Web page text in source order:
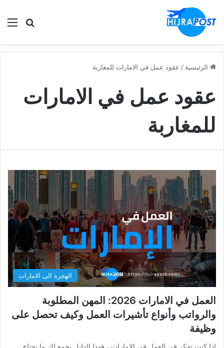
ابحث
الرئيسية / عقود عمل في الامارات للمغاربة
عقود عمل في الامارات
للمغاربة
الهجرة الى الامارات
العمل في الامارات 2026: المهن المطلوبة
والرواتب وأنواع تأشيرات العمل وكيف تحصل على
وظيفة
إذا كنت تفكر في العمل في الامارات ، فهذا الدليل يجمع لك ما تحتاج